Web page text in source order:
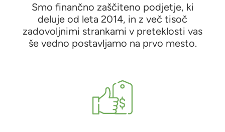
Smo finančno zaščiteno podjetje, ki
deluje od leta 2014, in z več tisoč
zadovoljnimi strankami v preteklosti vas
še vedno postavljamo na prvo mesto.